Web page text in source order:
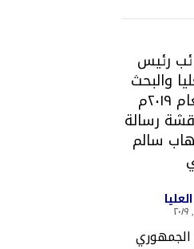
رئيس
والبحث
العلمي رقم (١٥٢) لعام ٢٠١٩م
رسالة
سالم
الجمهوري